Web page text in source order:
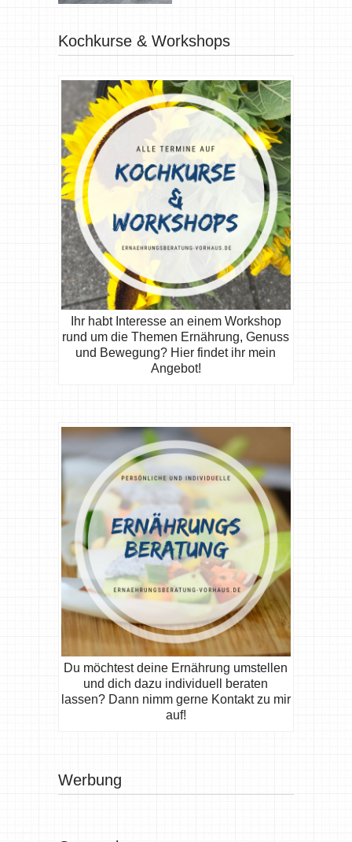
Kochkurse & Workshops
Ihr habt Interesse an einem Workshop
rund um die Themen Ernährung, Genuss
und Bewegung? Hier findet ihr mein
Angebot!
Du möchtest deine Ernährung umstellen
und dich dazu individuell beraten
lassen? Dann nimm gerne Kontakt zu mir
auf!
Werbung